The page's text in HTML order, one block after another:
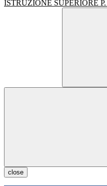
ISTRUZIONE SUPERIORE
close